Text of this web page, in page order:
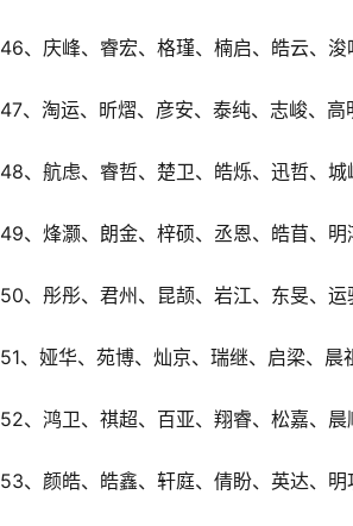
46、庆峰、睿宏、格瑾、楠启、皓云、浚
47、淘运、昕熠、彦安、泰纯、志峻、高
48、航虑、睿哲、楚卫、皓烁、迅哲、城
49、烽灏、朗金、梓硕、丞恩、皓苜、明
50、彤彤、君州、昆颉、岩江、东旻、运
51、娅华、苑博、灿京、瑞继、启梁、晨
52、鸿卫、祺超、百亚、翔睿、松嘉、晨
53、颜皓、皓鑫、轩庭、倩盼、英达、明